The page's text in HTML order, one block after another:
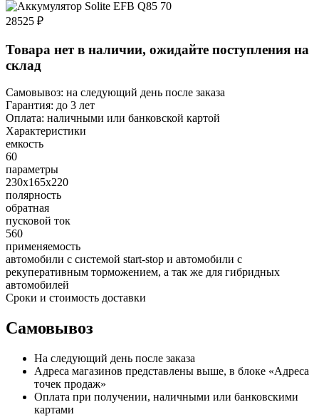
28525 ₽
Товара нет в наличии, ожидайте поступления на
склад
Самовывоз: на следующий день после заказа
Гарантия: до 3 лет
Оплата: наличными или банковской картой
Характеристики
емкость
60
параметры
230х165х220
полярность
обратная
пусковой ток
560
применяемость
автомобили с системой start-stop и автомобили с
рекуперативным торможением, а так же для гибридных
автомобилей
Сроки и стоимость доставки
Самовывоз
На следующий день после заказа
Адреса магазинов представлены выше, в блоке «Адреса
точек продаж»
Оплата при получении, наличными или банковскими
картами